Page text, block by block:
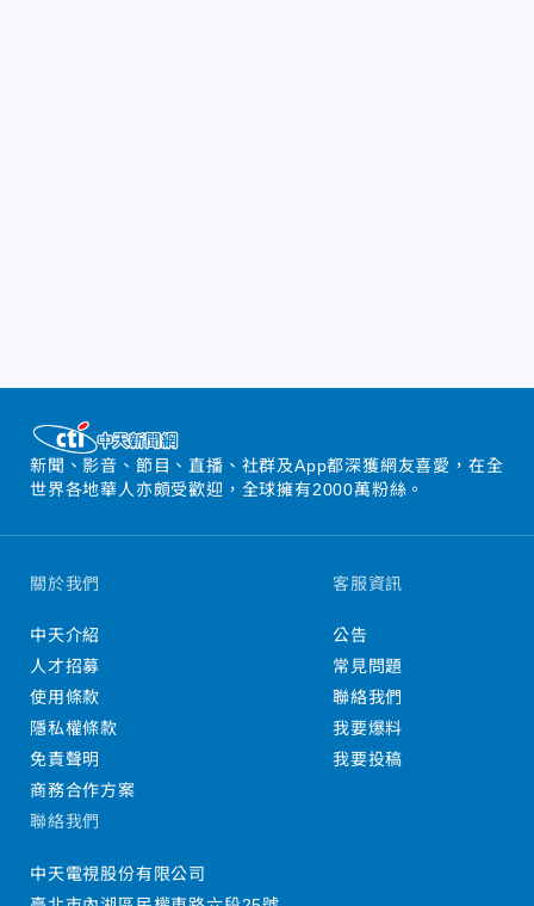
新聞、影音、節目、直播、社群及App都深獲網友喜愛，在全
世界各地華人亦頗受歡迎，全球擁有2000萬粉絲。
關於我們
中天介紹
人才招募
使用條款
隱私權條款
免責聲明
商務合作方案
客服資訊
公告
常見問題
聯絡我們
我要爆料
我要投稿
聯絡我們
中天電視股份有限公司